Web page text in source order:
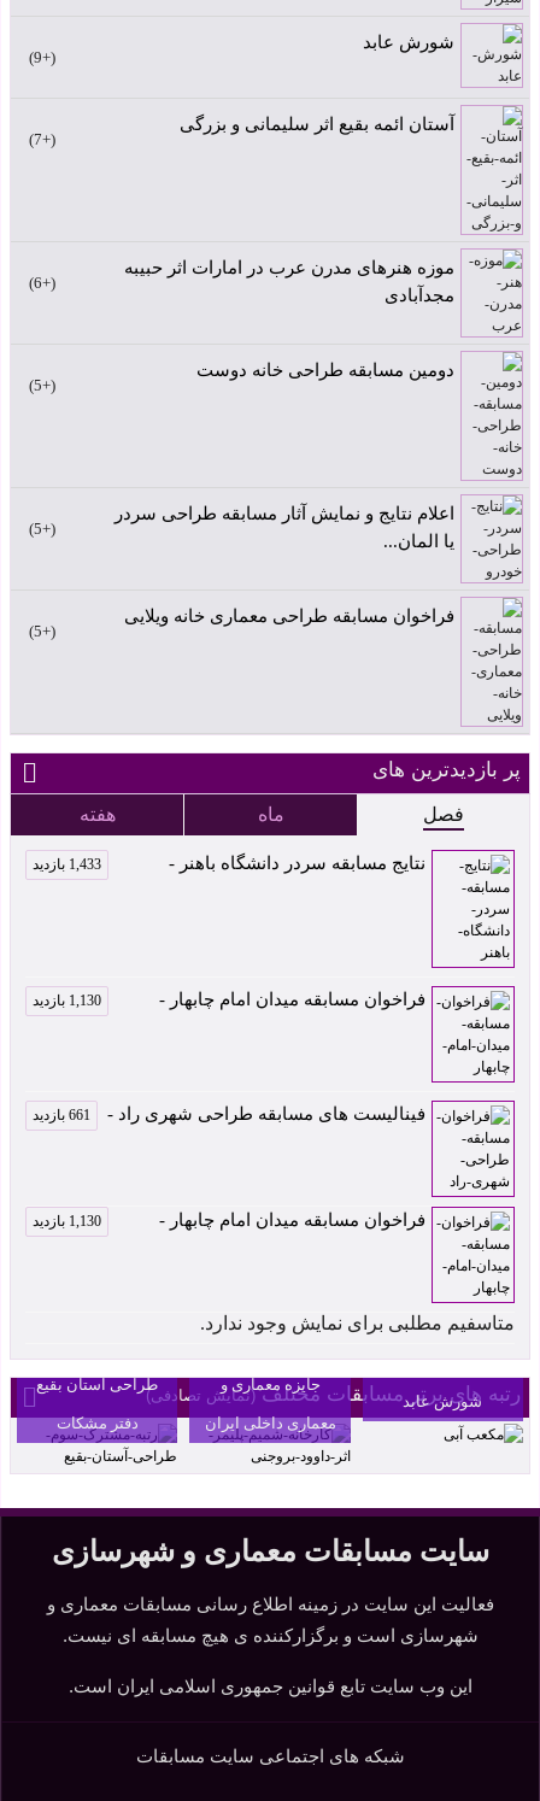
شورش عابد
+9
آستان ائمه بقیع اثر سلیمانی و بزرگی
+7
موزه هنرهای مدرن عرب در امارات اثر حبیبه
مجدآبادی
+6
دومین مسابقه طراحی خانه دوست
+5
اعلام نتایج و نمایش آثار مسابقه طراحی سردر
یا المان...
+5
فراخوان مسابقه طراحی معماری خانه ویلایی
+5
پر بازدیدترین های
فصل ماه هفته
نتایج مسابقه سردر دانشگاه باهنر - 1,433 بازدید
فراخوان مسابقه میدان امام چابهار - 1,130 بازدید
فینالیست های مسابقه طراحی شهری راد - 661 بازدید
فراخوان مسابقه میدان امام چابهار - 1,130 بازدید
متاسفیم مطلبی برای نمایش وجود ندارد.
رتبه های برتر مسابقات مختلف(نمایش تصادفی)
مکعب آبی اثر
شورش عابد
جایزه معماری و
معماری داخلی ایران
طراحی آستان بقیع
دفتر مشکات
سایت مسابقات معماری و شهرسازی
فعالیت این سایت در زمینه اطلاع رسانی مسابقات معماری و
شهرسازی است و برگزارکننده ی هیچ مسابقه ای نیست.
این وب سایت تابع قوانین جمهوری اسلامی ایران است.
شبکه های اجتماعی سایت مسابقات